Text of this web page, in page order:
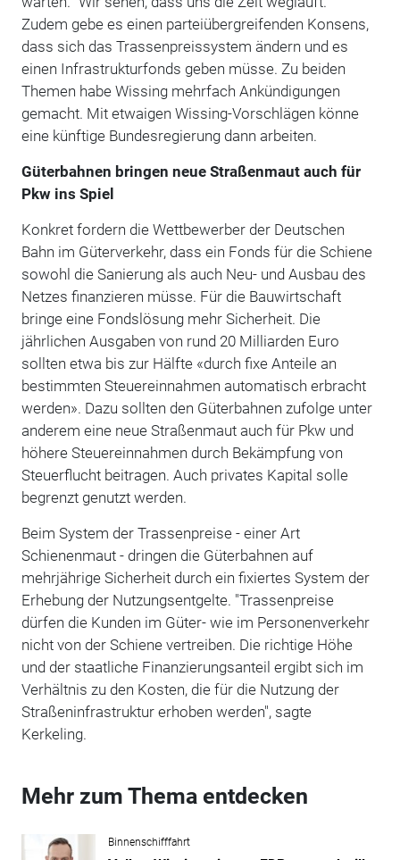
Zudem gebe es einen parteiübergreifenden Konsens,
dass sich das Trassenpreissystem ändern und es
einen Infrastrukturfonds geben müsse. Zu beiden
Themen habe Wissing mehrfach Ankündigungen
gemacht. Mit etwaigen Wissing-Vorschlägen könne
eine künftige Bundesregierung dann arbeiten.
Güterbahnen bringen neue Straßenmaut auch für
Pkw ins Spiel
Konkret fordern die Wettbewerber der Deutschen
Bahn im Güterverkehr, dass ein Fonds für die Schiene
sowohl die Sanierung als auch Neu- und Ausbau des
Netzes finanzieren müsse. Für die Bauwirtschaft
bringe eine Fondslösung mehr Sicherheit. Die
jährlichen Ausgaben von rund 20 Milliarden Euro
sollten etwa bis zur Hälfte «durch fixe Anteile an
bestimmten Steuereinnahmen automatisch erbracht
werden». Dazu sollten den Güterbahnen zufolge unter
anderem eine neue Straßenmaut auch für Pkw und
höhere Steuereinnahmen durch Bekämpfung von
Steuerflucht beitragen. Auch privates Kapital solle
begrenzt genutzt werden.
Beim System der Trassenpreise - einer Art
Schienenmaut - dringen die Güterbahnen auf
mehrjährige Sicherheit durch ein fixiertes System der
Erhebung der Nutzungsentgelte. "Trassenpreise
dürfen die Kunden im Güter- wie im Personenverkehr
nicht von der Schiene vertreiben. Die richtige Höhe
und der staatliche Finanzierungsanteil ergibt sich im
Verhältnis zu den Kosten, die für die Nutzung der
Straßeninfrastruktur erhoben werden", sagte
Kerkeling.
Mehr zum Thema entdecken
Binnenschifffahrt